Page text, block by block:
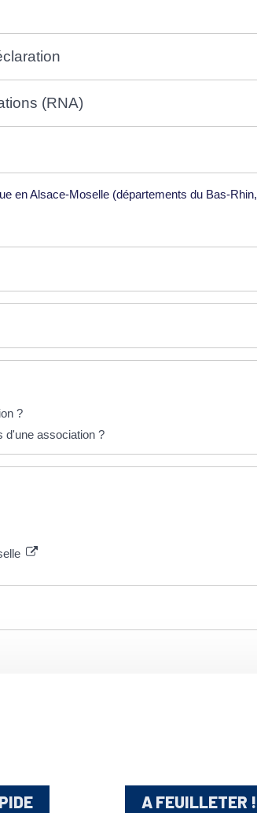
(RNA)
en Alsace-Moselle (départements du Bas-
?
d'une association ?
A FEUILLETER !